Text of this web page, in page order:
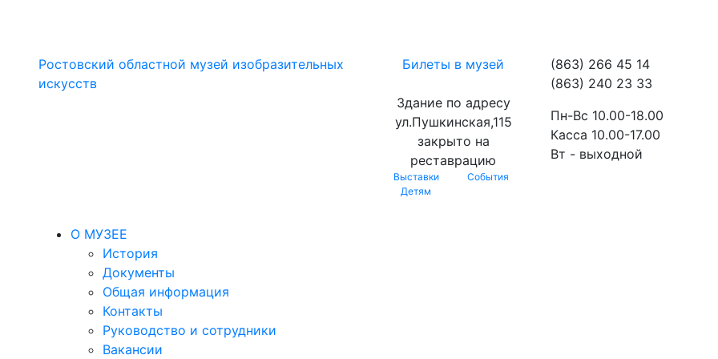
Ростовский областной музей изобразительных
искусств
Билеты в музей
Здание по адресу
ул.Пушкинская,115
закрыто на
реставрацию
Выставки
События
Детям
(863) 266 45 14
(863) 240 23 33
Пн-Вс 10.00-18.00
Касса 10.00-17.00
Вт - выходной
О МУЗЕЕ
История
Документы
Общая информация
Контакты
Руководство и сотрудники
Вакансии